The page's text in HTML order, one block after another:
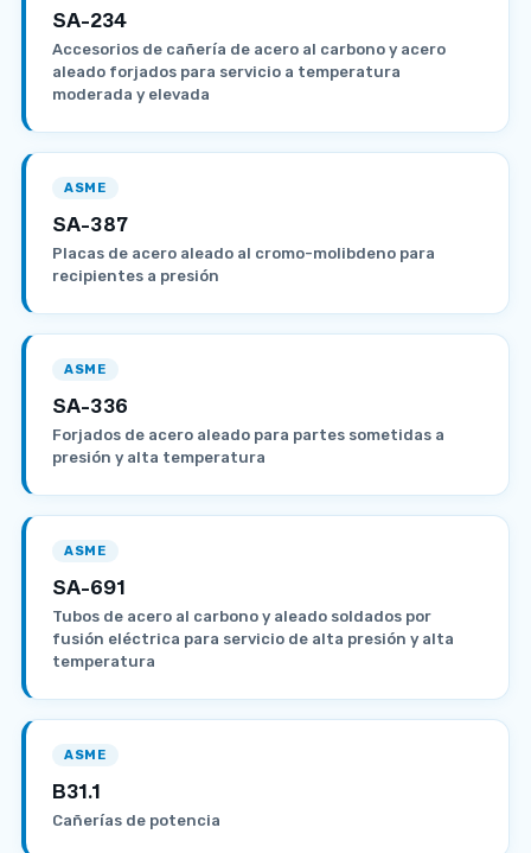
SA-234
Accesorios de cañería de acero al carbono y acero
aleado forjados para servicio a temperatura
moderada y elevada
ASME
SA-387
Placas de acero aleado al cromo-molibdeno para
recipientes a presión
ASME
SA-336
Forjados de acero aleado para partes sometidas a
presión y alta temperatura
ASME
SA-691
Tubos de acero al carbono y aleado soldados por
fusión eléctrica para servicio de alta presión y alta
temperatura
ASME
B31.1
Cañerías de potencia